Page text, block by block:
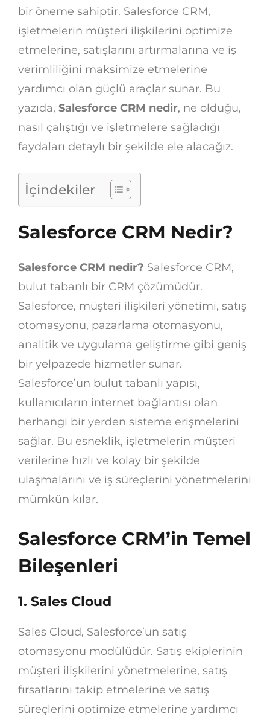
bir öneme sahiptir. Salesforce CRM,
işletmelerin müşteri ilişkilerini optimize
etmelerine, satışlarını artırmalarına ve iş
verimliliğini maksimize etmelerine
yardımcı olan güçlü araçlar sunar. Bu
yazıda, Salesforce CRM nedir, ne olduğu,
nasıl çalıştığı ve işletmelere sağladığı
faydaları detaylı bir şekilde ele alacağız.
İçindekiler
Salesforce CRM Nedir?
Salesforce CRM nedir? Salesforce CRM,
bulut tabanlı bir CRM çözümüdür.
Salesforce, müşteri ilişkileri yönetimi, satış
otomasyonu, pazarlama otomasyonu,
analitik ve uygulama geliştirme gibi geniş
bir yelpazede hizmetler sunar.
Salesforce’un bulut tabanlı yapısı,
kullanıcıların internet bağlantısı olan
herhangi bir yerden sisteme erişmelerini
sağlar. Bu esneklik, işletmelerin müşteri
verilerine hızlı ve kolay bir şekilde
ulaşmalarını ve iş süreçlerini yönetmelerini
mümkün kılar.
Salesforce CRM’in Temel
Bileşenleri
1. Sales Cloud
Sales Cloud, Salesforce’un satış
otomasyonu modülüdür. Satış ekiplerinin
müşteri ilişkilerini yönetmelerine, satış
fırsatlarını takip etmelerine ve satış
süreçlerini optimize etmelerine yardımcı